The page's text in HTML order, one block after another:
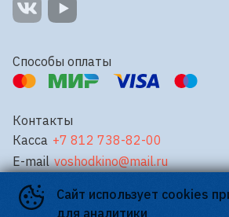
Сайт использует cookies
для аналитики
Способы оплаты
Контакты
Касса +7 812 738-82-00
E-mail voshodkino@mail.ru